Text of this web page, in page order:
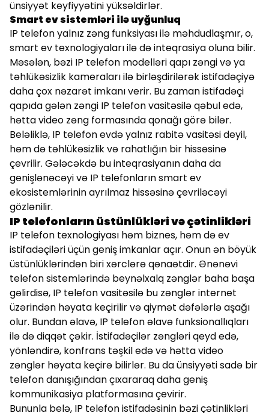
ünsiyyət keyfiyyətini yüksəldirlər.
Smart ev sistemləri ilə uyğunluq
IP telefon yalnız zəng funksiyası ilə məhdudlaşmır, o,
smart ev texnologiyaları ilə də inteqrasiya oluna bilir.
Məsələn, bəzi IP telefon modelləri qapı zəngi və ya
təhlükəsizlik kameraları ilə birləşdirilərək istifadəçiyə
daha çox nəzarət imkanı verir. Bu zaman istifadəçi
qapıda gələn zəngi IP telefon vasitəsilə qəbul edə,
hətta video zəng formasında qonağı görə bilər.
Beləliklə, IP telefon evdə yalnız rabitə vasitəsi deyil,
həm də təhlükəsizlik və rahatlığın bir hissəsinə
çevrilir. Gələcəkdə bu inteqrasiyanın daha da
genişlənəcəyi və IP telefonların smart ev
ekosistemlərinin ayrılmaz hissəsinə çevriləcəyi
gözlənilir.
IP telefonların üstünlükləri və çətinlikləri
IP telefon texnologiyası həm biznes, həm də ev
istifadəçiləri üçün geniş imkanlar açır. Onun ən böyük
üstünlüklərindən biri xərclərə qənaətdir. Ənənəvi
telefon sistemlərində beynəlxalq zənglər baha başa
gəlirdisə, IP telefon vasitəsilə bu zənglər internet
üzərindən həyata keçirilir və qiymət dəfələrlə aşağı
olur. Bundan əlavə, IP telefon əlavə funksionallıqları
ilə də diqqət çəkir. İstifadəçilər zəngləri qeyd edə,
yönləndirə, konfrans təşkil edə və hətta video
zənglər həyata keçirə bilirlər. Bu da ünsiyyəti sadə bir
telefon danışığından çıxararaq daha geniş
kommunikasiya platformasına çevirir.
Bununla belə, IP telefon istifadəsinin bəzi çətinlikləri